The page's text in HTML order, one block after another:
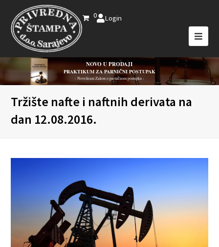
0 Login
NOVO U PRODAJI
PRAKTIKUM ZA PARNIČNI POSTUPAK
- Novelirani Zakon o parničnom postupku -
Tržište nafte i naftnih derivata na
dan 12.08.2016.